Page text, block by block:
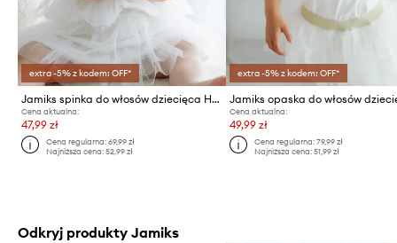
extra -5% z kodem: OFF*
Jamiks spinka do włosów dziecięca HERVIA 2-pack
Cena aktualna:
47,99 zł
Cena regularna:69,99 zł
Najniższa cena:52,99 zł
extra -5% z kodem: OFF*
Cena aktualna:
49,99 zł
Cena regularna: 79,99 zł
Najniższa cena: 51,99 zł
Odkryj produkty Jamiks